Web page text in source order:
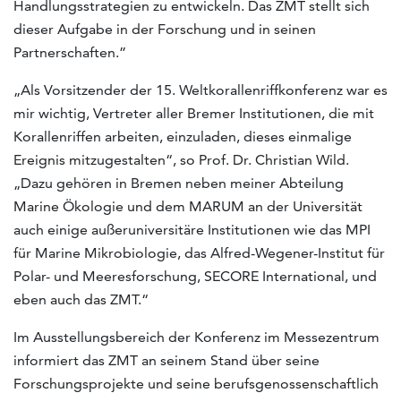
Handlungsstrategien zu entwickeln. Das ZMT stellt sich
dieser Aufgabe in der Forschung und in seinen
Partnerschaften.”
„Als Vorsitzender der 15. Weltkorallenriffkonferenz war es
mir wichtig, Vertreter aller Bremer Institutionen, die mit
Korallenriffen arbeiten, einzuladen, dieses einmalige
Ereignis mitzugestalten“, so Prof. Dr. Christian Wild.
„Dazu gehören in Bremen neben meiner Abteilung
Marine Ökologie und dem MARUM an der Universität
auch einige außeruniversitäre Institutionen wie das MPI
für Marine Mikrobiologie, das Alfred-Wegener-Institut für
Polar- und Meeresforschung, SECORE International, und
eben auch das ZMT.“
Im Ausstellungsbereich der Konferenz im Messezentrum
informiert das ZMT an seinem Stand über seine
Forschungsprojekte und seine berufsgenossenschaftlich